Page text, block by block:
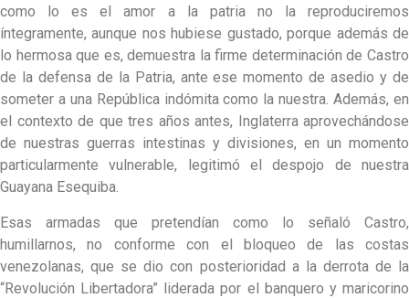
como lo es el amor a la patria no la reproduciremos
íntegramente, aunque nos hubiese gustado, porque además de
lo hermosa que es, demuestra la firme determinación de Castro
de la defensa de la Patria, ante ese momento de asedio y de
someter a una República indómita como la nuestra. Además, en
el contexto de que tres años antes, Inglaterra aprovechándose
de nuestras guerras intestinas y divisiones, en un momento
particularmente vulnerable, legitimó el despojo de nuestra
Guayana Esequiba.
Esas armadas que pretendían como lo señaló Castro,
humillarnos, no conforme con el bloqueo de las costas
venezolanas, que se dio con posterioridad a la derrota de la
“Revolución Libertadora” liderada por el banquero y maricorino